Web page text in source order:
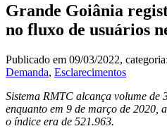
Grande Goiânia
no fluxo de usuários
Publicado em 09/03/2022, categoria:
Demanda, Esclarecimentos
Sistema RMTC alcança volume de
enquanto em 9 de março de 2020,
o índice era de 521.963.